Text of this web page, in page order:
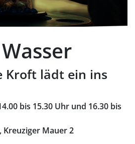
Kroft lädt ein ins
bis 15.30 Uhr und 16.30 bis
Kreuziger Mauer 2